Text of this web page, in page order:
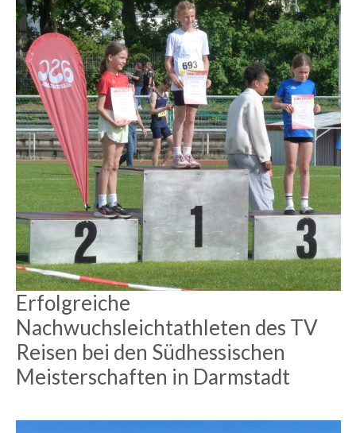
Erfolgreiche
Nachwuchsleichtathleten des TV
Reisen bei den Südhessischen
Meisterschaften in Darmstadt